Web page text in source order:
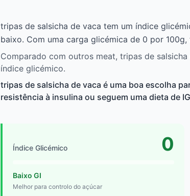
tripas de salsicha de vaca tem um índice
baixo. Com uma carga glicémica de 0 por
Comparado com outros meat, tripas de
índice glicémico.
tripas de salsicha de vaca é uma boa escolha
resistência à insulina ou seguem uma dieta de
Índice Glicémico 0
Baixo GI
Melhor para controlo do açúcar